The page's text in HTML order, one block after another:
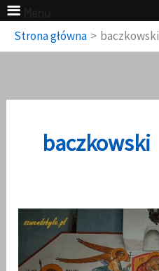
PrzejdźStrona główna baczkowski
baczkowski